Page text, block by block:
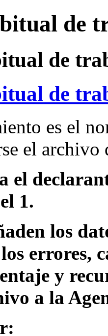
de
de
de
es el
el archivo
el
1.
los
errores,
y
a la